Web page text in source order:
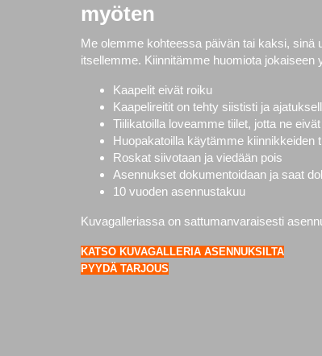
myöten
Me olemme kohteessa päivän tai kaksi,
itsellemme. Kiinnitämme huomiota
Kaapelit eivät roiku
Kaapelireitit on tehty siististi ja
Tiilikatoilla loveamme tiilet, jotta ne
Huopakatoilla käytämme
Roskat siivotaan ja viedään pois
Asennukset dokumentoidaan ja saat
10 vuoden asennustakuu
Kuvagalleriassa on sattumanvaraisesti
KATSO KUVAGALLERIA ASENNUKSILTA
PYYDÄ TARJOUS